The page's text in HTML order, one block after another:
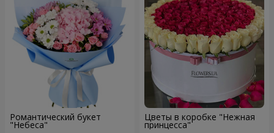
Романтический букет
"Небеса"
Цветы в коробке "Нежная
принцесса"